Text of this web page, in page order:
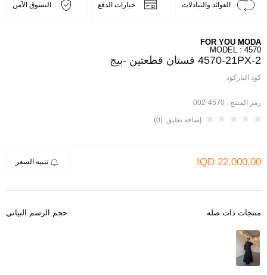
العوائد والتبادلات خيارات الدفع التسوق الآمن
FOR YOU MODA
MODEL : 4570
4570-21PX-2 فستان قطعتين -بيج
كود الباركود
رمز المنتج : 4570-002
إضافة تعليق (0)
22.000,00 تنبيه السعر
حجم الرسم البياني منتجات ذات صله